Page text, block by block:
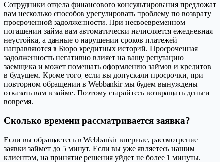
Сотрудники отдела финансового консультирования предложат
вам несколько способов урегулировать проблему по возврату
просроченной задолженности. При несвоевременном
погашении займа вам автоматически начисляется ежедневная
неустойка, а данные о нарушении сроков платежей
направляются в Бюро кредитных историй. Просроченная
задолженность негативно влияет на вашу репутацию
заемщика и может помешать оформлению займов и кредитов
в будущем. Кроме того, если вы допускали просрочки, при
повторном обращении в Webbankir мы будем вынуждены
отказать вам в займе. Поэтому старайтесь возвращать деньги
вовремя.
Сколько времени рассматривается заявка?
Если вы обращаетесь в Webbankir впервые, рассмотрение
заявки займет до 5 минут. Если вы уже являетесь нашим
клиентом, на принятие решения уйдет не более 1 минуты.